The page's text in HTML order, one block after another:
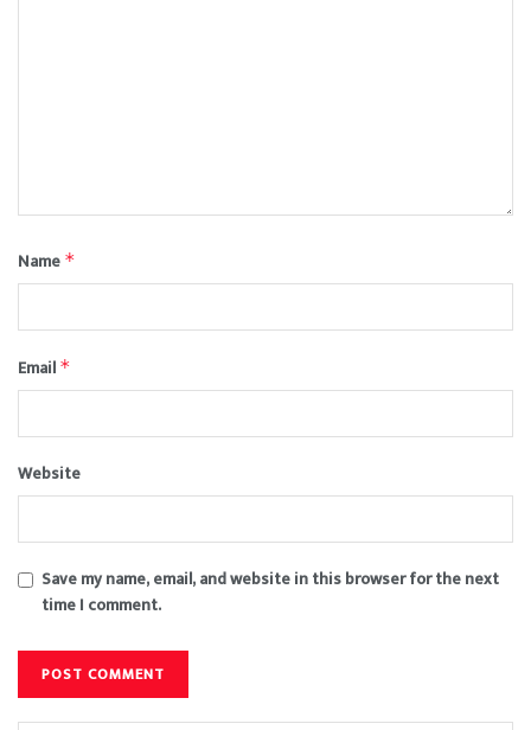
Name *
Email *
Website
Save my name, email, and website in this browser for the next
time I comment.